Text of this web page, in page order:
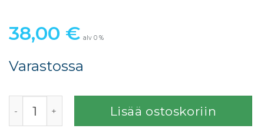
38,00 € alv 0 %
Varastossa
Lisää ostoskoriin